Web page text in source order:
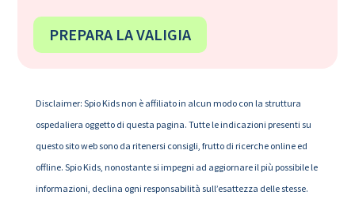
PREPARA LA VALIGIA
Disclaimer: Spio Kids non è affiliato in alcun modo con la struttura
ospedaliera oggetto di questa pagina. Tutte le indicazioni presenti su
questo sito web sono da ritenersi consigli, frutto di ricerche online ed
offline. Spio Kids, nonostante si impegni ad aggiornare il più possibile le
informazioni, declina ogni responsabilità sull’esattezza delle stesse.